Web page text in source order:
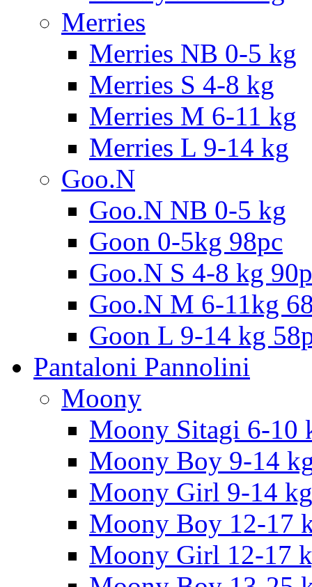
Merries
Merries NB 0-5 kg
Merries S 4-8 kg
Merries M 6-11 kg
Merries L 9-14 kg
Goo.N
Goo.N NB 0-5 kg
Goon 0-5kg 98pc
Goo.N S 4-8 kg
Goo.N M 6-11kg
Goon L 9-14 kg
Pantaloni Pannolini
Moony
Moony Sitagi 6-10
Moony Boy 9-14
Moony Girl 9-14 kg
Moony Boy 12-17
Moony Girl 12-17